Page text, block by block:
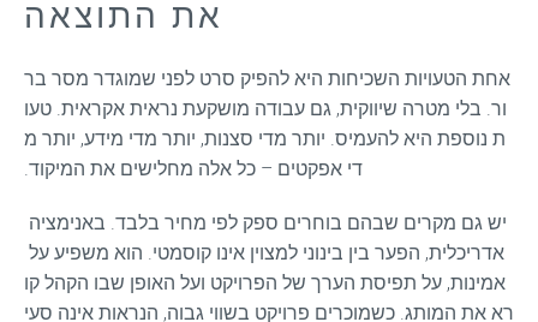
את התוצאה
אחת הטעויות השכיחות היא להפיק סרט לפני שמוגדר מסר בר
ור. בלי מטרה שיווקית, גם עבודה מושקעת נראית אקראית. טעו
ת נוספת היא להעמיס. יותר מדי סצנות, יותר מדי מידע, יותר מ
די אפקטים – כל אלה מחלישים את המיקוד.
אמינות, על תפיסת הערך של הפרויקט ועל האופן שבו הקהל קו
רא את המותג. כשמוכרים פרויקט בשווי גבוה, הנראות אינה סעי